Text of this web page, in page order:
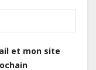
et mon site
le